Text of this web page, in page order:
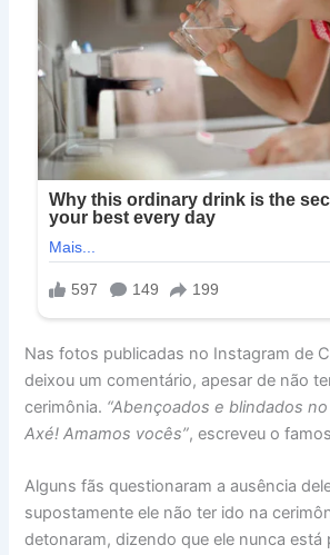
Nas fotos publicadas no Instagram de
deixou um comentário, apesar de não
cerimônia. “Abençoados e blindados
Axé! Amamos vocês”, escreveu o
Alguns fãs questionaram a ausência
supostamente ele não ter ido na
detonaram, dizendo que ele nunca está